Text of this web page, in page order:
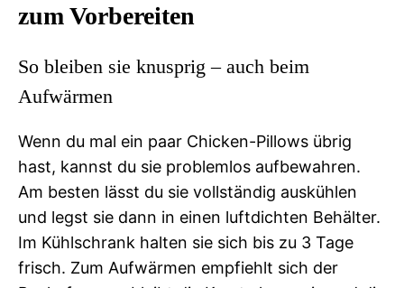
zum Vorbereiten
So bleiben sie knusprig – auch beim
Aufwärmen
Wenn du mal ein paar Chicken-Pillows übrig
hast, kannst du sie problemlos aufbewahren.
Am besten lässt du sie vollständig auskühlen
und legst sie dann in einen luftdichten Behälter.
Im Kühlschrank halten sie sich bis zu 3 Tage
frisch. Zum Aufwärmen empfiehlt sich der